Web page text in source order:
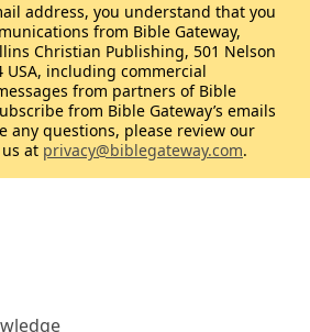
address, you understand that you
from Bible Gateway,
Christian Publishing, 501 Nelson
USA, including commercial
from partners of Bible
from Bible Gateway’s emails
any questions, please review our
at privacy@biblegateway.com.